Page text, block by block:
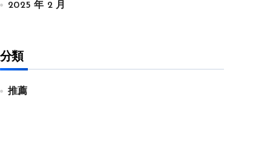
2025 年 2 月
分類
推薦